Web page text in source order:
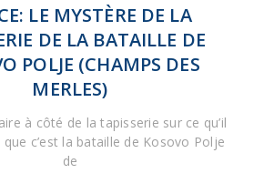
LE MYSTÈRE DE LA
DE LA BATAILLE DE
POLJE (CHAMPS DES
MERLES)
à côté de la tapisserie sur ce qu’il
c’est la bataille de Kosovo Polje
de